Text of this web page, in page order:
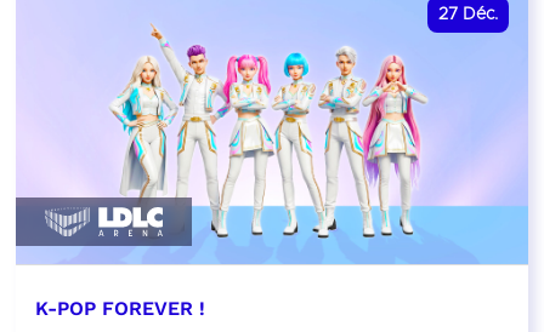
27 Déc.
K-POP FOREVER !